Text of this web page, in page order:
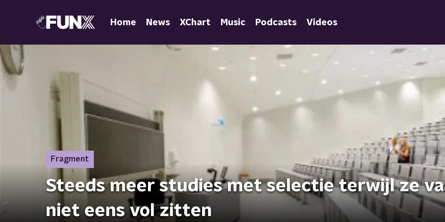
Home News XChart Music Podcasts Videos
Fragment
Steeds meer studies met selectie terwijl ze
niet eens vol zitten